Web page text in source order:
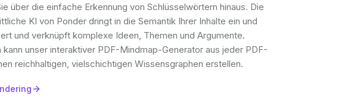
über die einfache Erkennung von Schlüsselwörtern hinaus. Die
KI von Ponder dringt in die Semantik Ihrer Inhalte ein und
und verknüpft komplexe Ideen, Themen und Argumente.
kann unser interaktiver PDF-Mindmap-Generator aus jeder PDF-
reichhaltigen, vielschichtigen Wissensgraphen erstellen.